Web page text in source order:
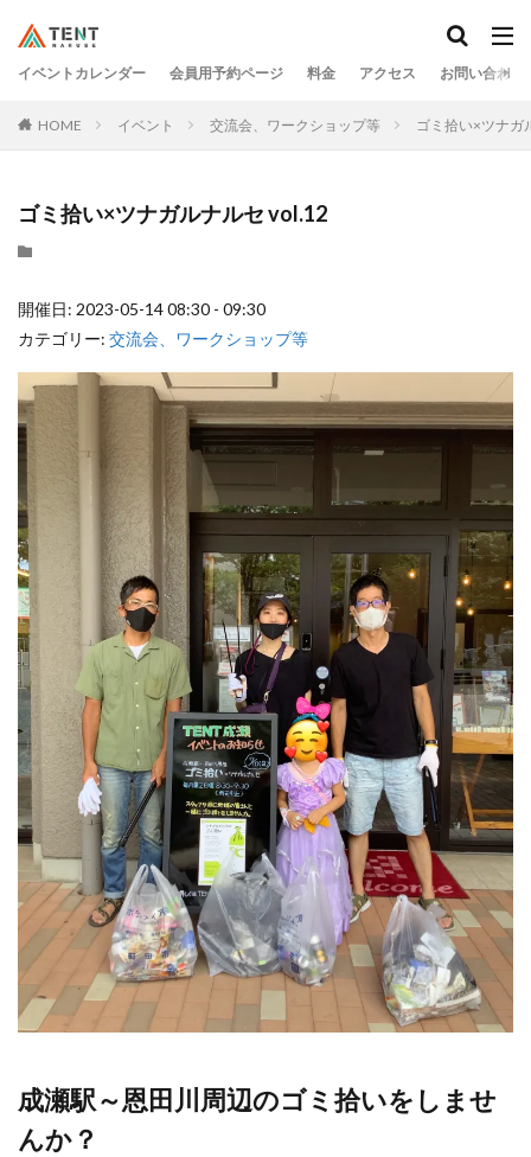
イベントカレンダー 会員用予約ページ 料金 アクセス お問い合わせ
HOME イベント 交流会、ワークショップ等 ゴミ拾い×ツナガ
ゴミ拾い×ツナガルナルセ vol.12
開催日: 2023-05-14 08:30 - 09:30
カテゴリー: 交流会、ワークショップ等
成瀬駅～恩田川周辺のゴミ拾いをしませ
んか？